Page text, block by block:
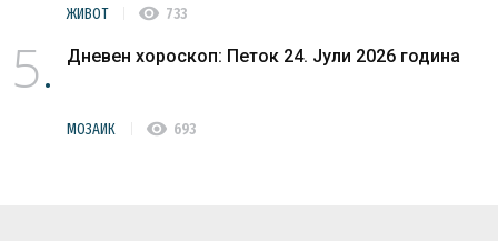
ЖИВОТ visibility 733
5 Дневен хороскоп: Петок 24. Јули 2026 година
МОЗАИК visibility 693